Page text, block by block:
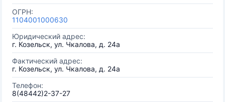
ОГРН:
1104001000630
Юридический адрес:
г. Козельск, ул. Чкалова, д. 24а
Фактический адрес:
г. Козельск, ул. Чкалова, д. 24а
Телефон:
8(48442)2-37-27